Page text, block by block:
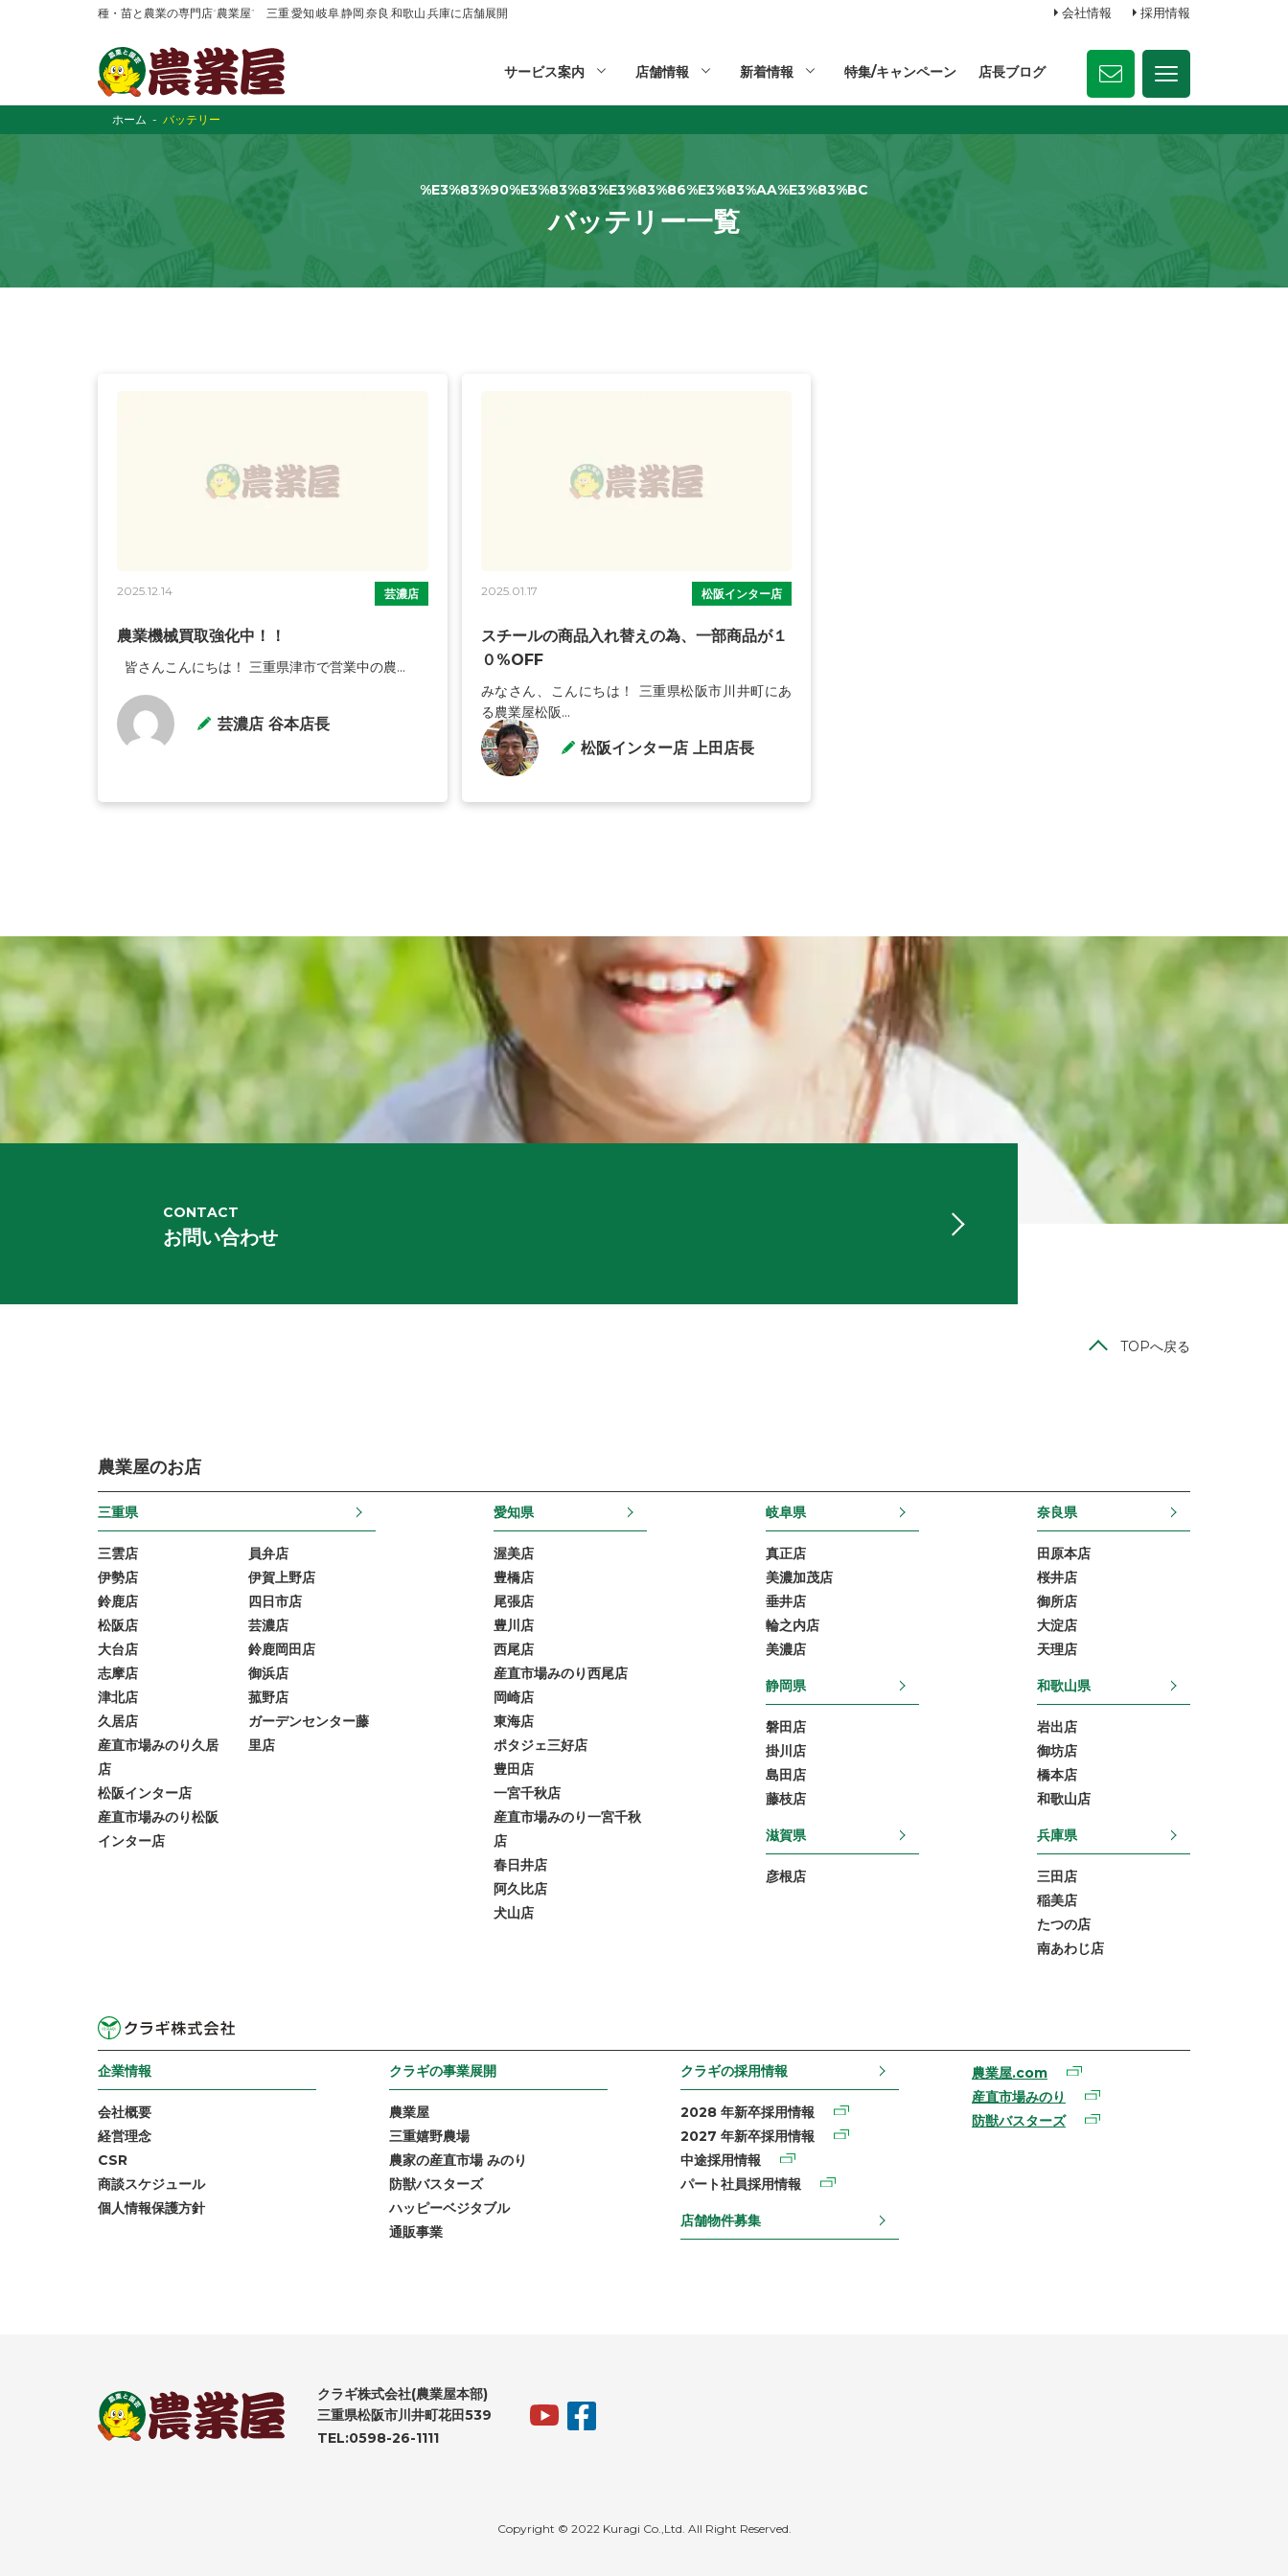
種・苗と農業の専門店“農業屋” 三重,愛知,岐阜,静岡,奈良,和歌山,兵庫に店舗展開 会社情報 採用情報
サービス案内 店舗情報 新着情報 特集/キャンペーン 店長ブログ
ホーム バッテリー
%E3%83%90%E3%83%83%E3%83%86%E3%83%AA%E3%83%BC
バッテリー一覧
2025.12.14 芸濃店
農業機械買取強化中！！
皆さんこんにちは！ 三重県津市で営業中の農...
芸濃店 谷本店長
2025.01.17 松阪インター店
スチールの商品入れ替えの為、一部商品が１
０%OFF
みなさん、こんにちは！ 三重県松阪市川井町にあ
る農業屋松阪...
松阪インター店 上田店長
CONTACT
お問い合わせ
TOPへ戻る
農業屋のお店
三重県
三雲店
伊勢店
鈴鹿店
松阪店
大台店
志摩店
津北店
久居店
産直市場みのり久居
店
松阪インター店
産直市場みのり松阪
インター店
員弁店
伊賀上野店
四日市店
芸濃店
鈴鹿岡田店
御浜店
菰野店
ガーデンセンター藤
里店
愛知県
渥美店
豊橋店
尾張店
豊川店
西尾店
産直市場みのり西尾店
岡崎店
東海店
ポタジェ三好店
豊田店
一宮千秋店
産直市場みのり一宮千秋
店
春日井店
阿久比店
犬山店
岐阜県
真正店
美濃加茂店
垂井店
輪之内店
美濃店
静岡県
磐田店
掛川店
島田店
藤枝店
滋賀県
彦根店
奈良県
田原本店
桜井店
御所店
大淀店
天理店
和歌山県
岩出店
御坊店
橋本店
和歌山店
兵庫県
三田店
稲美店
たつの店
南あわじ店
企業情報
会社概要
経営理念
CSR
商談スケジュール
個人情報保護方針
クラギの事業展開
農業屋
三重嬉野農場
農家の産直市場 みのり
防獣バスターズ
ハッピーベジタブル
通販事業
クラギの採用情報
2028 年新卒採用情報
2027 年新卒採用情報
中途採用情報
パート社員採用情報
店舗物件募集
農業屋.com
産直市場みのり
防獣バスターズ
クラギ株式会社(農業屋本部)
三重県松阪市川井町花田539
TEL:0598-26-1111
Copyright © 2022 Kuragi Co.,Ltd. All Right Reserved.